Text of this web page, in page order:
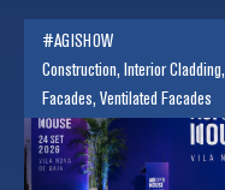
#AGISHOW
Construction, Interior Cladding,
Facades, Ventilated Facades